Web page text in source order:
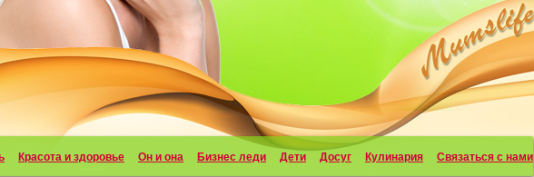
Красота и здоровье Он и она Бизнес леди Дети Досуг Кулинария Связаться с нами